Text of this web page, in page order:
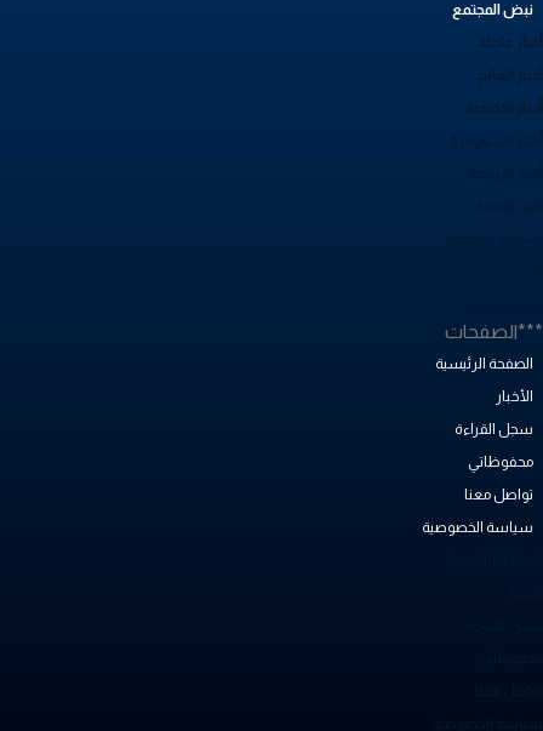
نبض المجتمع
عاجلة
العالم
الاقتصاد
الصفحة الرئيسية
الأخبار
سجل القراءة
محفوظاتي
تواصل معنا
سياسة الخصوصية
الخصوصية